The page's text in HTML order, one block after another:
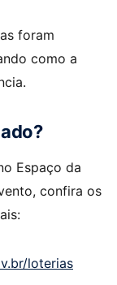
foram
como a
Espaço da
confira os
loterias